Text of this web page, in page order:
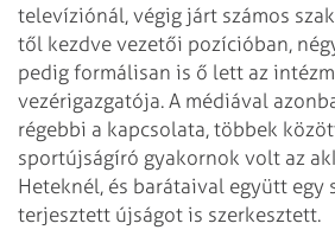
televíziónál, végig járt számos
től kezdve vezetői pozícióban,
pedig formálisan is ő lett az
vezérigazgatója. A médiával
régebbi a kapcsolata, többek
sportújságíró gyakornok volt az
Heteknél, és barátaival együtt egy
terjesztett újságot is szerkesztett.